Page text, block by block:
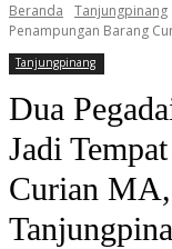
Beranda Tanjungpinang
Penampungan Barang
Tanjungpinang
Dua
Jadi
Curian MA,